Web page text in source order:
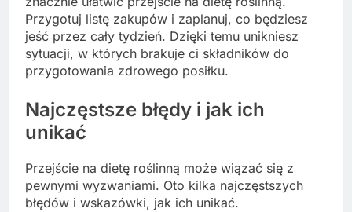
Przygotuj listę zakupów i zaplanuj, co będziesz
jeść przez cały tydzień. Dzięki temu unikniesz
sytuacji, w których brakuje ci składników do
przygotowania zdrowego posiłku.
Najczęstsze błędy i jak ich
unikać
Przejście na dietę roślinną może wiązać się z
pewnymi wyzwaniami. Oto kilka najczęstszych
błędów i wskazówki, jak ich unikać.